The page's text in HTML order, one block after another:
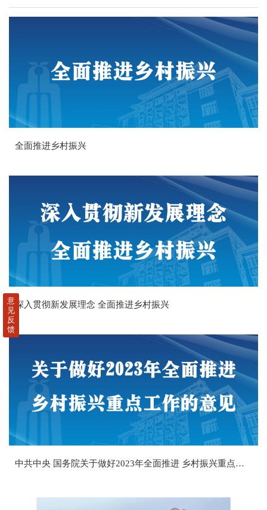
全面推进乡村振兴
深入贯彻新发展理念 全面推进乡村振兴
中共中央 国务院关于做好2023年全面推进 乡村振兴重点工作的意见
意
见
反
馈